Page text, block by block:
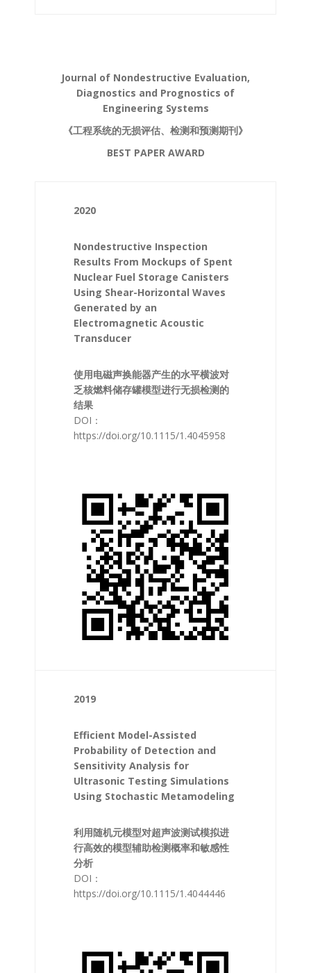
Journal of Nondestructive Evaluation,
Diagnostics and Prognostics of
Engineering Systems
《工程系统的无损评估、检测和预测期刊》
BEST PAPER AWARD
2020
Nondestructive Inspection
Results From Mockups of Spent
Nuclear Fuel Storage Canisters
Using Shear-Horizontal Waves
Generated by an
Electromagnetic Acoustic
Transducer
使用电磁声换能器产生的水平横波对
乏核燃料储存罐模型进行无损检测的
结果
DOI：
https://doi.org/10.1115/1.4045958
2019
Efficient Model-Assisted
Probability of Detection and
Sensitivity Analysis for
Ultrasonic Testing Simulations
Using Stochastic Metamodeling
利用随机元模型对超声波测试模拟进
行高效的模型辅助检测概率和敏感性
分析
DOI：
https://doi.org/10.1115/1.4044446